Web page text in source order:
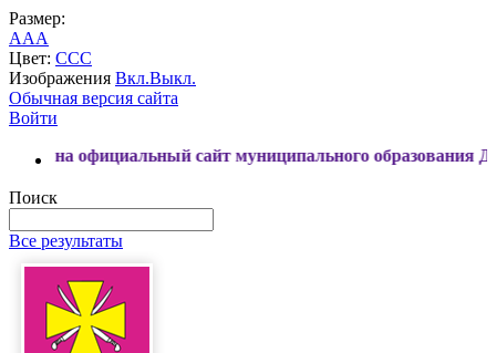
Размер:
AAA
Цвет: CCC
Изображения Вкл.Выкл.
Обычная версия сайта
Войти
сайт муниципального образования Динской район
Поиск
Все результаты